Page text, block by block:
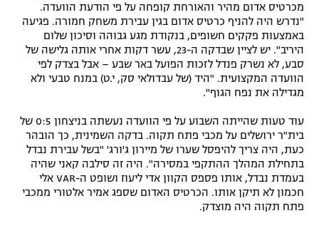
מכרטיס אדום מהיר והאורחת קופחה על פי הודעת הוועדה.
"נדרש היה להניף כרטיס אדום בגין עבירת משחק חמורה. פגיעה
באמצעות פקקים חשופים, בנקודת מגע גבוהה וסיכון שלום
היריב". יש לציין שבדקה ה-23, עשר דקות אחרי אותה גלישה של
סבע, לא נשרק פנדל לזכות הפועל באר שבע – אבל בצדק לפי
הוועדה המקצועית. "היד (של עבדולאי סק, י.ט) במנח טבעי ולא
מגדילה את נפח הגוף".
עוד טעות שהייתה השבוע על פי הוועדה נעשתה בניצחון 0:5 של
בית"ר ירושלים על מכבי פתח תקוה. בדקה השמינית, כך הובהר
כעת, היה צריך להיפסל שערו של מיירון ג'ורג' "בשל עבירת נבדל
בתחילת המהלך ההתקפי במסירה". היה זה סילבה קאני שהיה
בעמדת נבדל, אותו פספס הקוון אדי ליעוז ושופט ה-VAR אלי
חכמון לא תיקן אותו. הכרטיס האדום שספג אמיר אלטורי ממכבי
פתח תקוה היה מוצדק.